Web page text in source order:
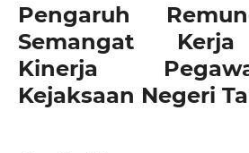
Pengaruh
Semangat
Kinerja
Kejaksaan Negeri